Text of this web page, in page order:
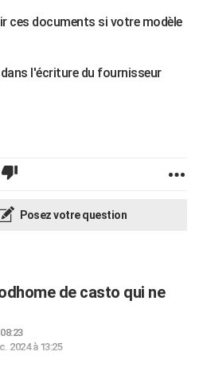
ces documents si votre modèle
l'écriture du fournisseur
Posez votre question
de casto qui ne
2024 à 13:25